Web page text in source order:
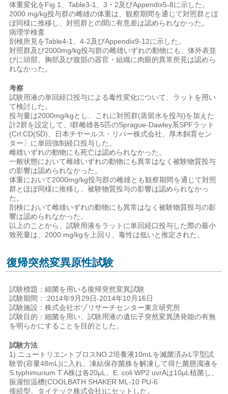
体重変化をFig.1、Table3-1、3・2及びAppendix5-8に示した。
2000 mg/kg投与群の雌雄の体重は、観察期間を通じて対照群とほ
ぼ同様に推移し、対照群との聞に有意差は認められなかった。
病理学検査
剖検所見をTable4-1、4-2及びAppendix9-12に示した。
対照群及び2000mg/kg投与群の雌雄いずれの動物にも、体外表並
びに頭部、胸部及び腹部の器官・組織に肉眼的異常所見は認めら
れなかった。
考察
試験用液の単回経口投与による毒性変化について、ラットを用い
て検討した。
投与量は2000mg/kgとし、これに対照群(蒸留水を投与)を加えた
計2群を設定して、l群雌雄各5匹のSprague-Dawley系SPFラット
(Crl:CD(SD)、日本チヤールス・リバー株式会社、厚木飼育セン
ター〕に単回強制経口投与した。
雌雄いずれの動物にも死亡は認められなかった。
一般状態において雌雄いずれの動物にも異常はなく被験物質投与
の影響は認められなかった。
体重において2000mg/kg投与群の雌雄とも観察期間を通じて対照
群とほぼ同様に推移し、被験物質投与の影響は認められなかっ
た。
剖検において雌雄いずれの動物にも異常はなく被験物質投与の影
響は認められなかった。
以上のことから、試験用液をラットに単回経口投与した際の最小
致死量は、2000 mg/kgを上回り、毒性は低いと推定された。
復帰突然変異原性試験
試験標題：細菌を用いる復帰突然変異試験
試験期間：:2014年9月29日-2014年10月16日
試験施設：株式会社ボゾリサーチセンター東京研究所
試験目的：細菌を用い、試験用液の遺伝子突然変異誘発能の有無
を明らかにすることを目的とした。
試験方法
1) ニュートリエントブロスNO.2培養液10mLを滅菌済みL字型試
験管(容量48mL)に入れ、凍結保存菌株を解凍して得た菌懸濁液を
S.typhimurium T A株は各20μL、E. coli WP2 uvrAは10μL植菌し、
振渥恒温槽(COOLBATH SHAKER ML-10 PU-6
接続型、タイテック株式会社)にセットした。